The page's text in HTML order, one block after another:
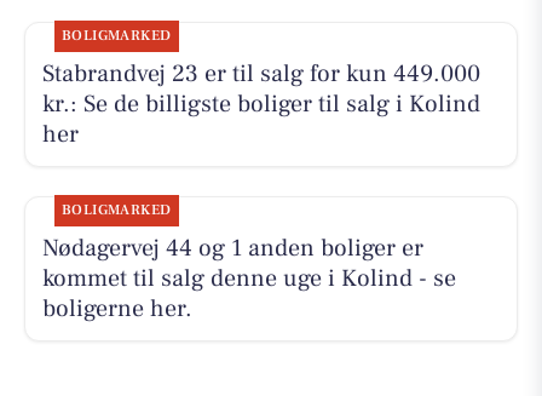
BOLIGMARKED
Stabrandvej 23 er til salg for kun 449.000
kr.: Se de billigste boliger til salg i Kolind
her
BOLIGMARKED
Nødagervej 44 og 1 anden boliger er
kommet til salg denne uge i Kolind - se
boligerne her.